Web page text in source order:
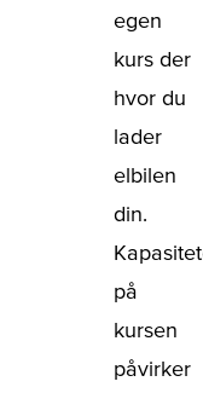
egen
kurs der
hvor du
lader
elbilen
din.
på
kursen
påvirker